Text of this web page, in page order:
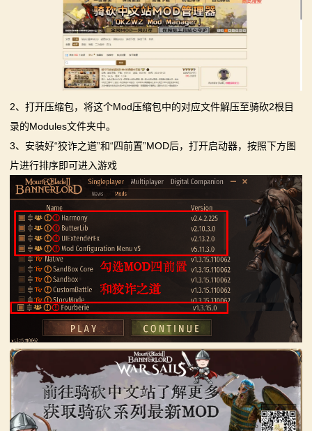
2、打开压缩包，将这个Mod压缩包中的对应文件解压至骑砍2根目
录的Modules文件夹中。
3、安装好“狡诈之道”和“四前置”MOD后，打开启动器，按照下方图
片进行排序即可进入游戏